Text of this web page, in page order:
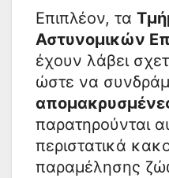
Επιπλέον, τα
Αστυνομικών
έχουν λάβει
ώστε να
παρατηρούνται
περιστατικά
παραμέλησης